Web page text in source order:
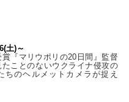
土)～
『マリウポリの20日間』監督
ことのないウクライナ侵攻の
ちのヘルメットカメラが捉え